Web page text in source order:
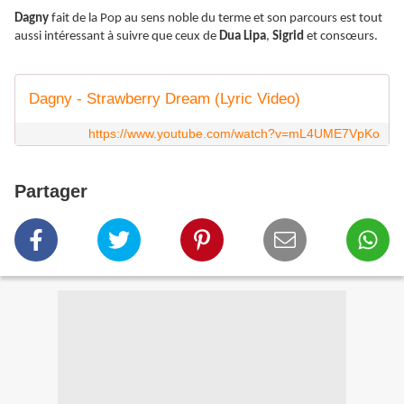
Dagny fait de la Pop au sens noble du terme et son parcours est tout
aussi intéressant à suivre que ceux de Dua Lipa, Sigrid et consœurs.
Dagny - Strawberry Dream (Lyric Video)
https://www.youtube.com/watch?v=mL4UME7VpKo
Partager